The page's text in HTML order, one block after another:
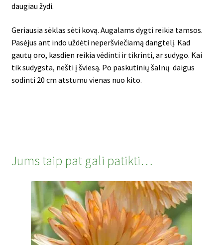
daugiau žydi.
Geriausia sėklas sėti kovą. Augalams dygti reikia tamsos.
Pasėjus ant indo uždėti neperšviečiamą dangtelį. Kad
gautų oro, kasdien reikia vėdinti ir tikrinti, ar sudygo. Kai
tik sudygsta, nešti į šviesą. Po paskutinių šalnų daigus
sodinti 20 cm atstumu vienas nuo kito.
Jums taip pat gali patikti…